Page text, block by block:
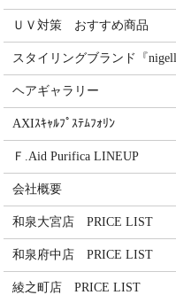
ＵＶ対策 おすすめ商品
スタイリングブランド『
ヘアギャラリー
AXIｽｷｬﾙﾌﾟｽﾃﾑﾌｫﾘﾝ
Ｆ.Aid Purifica LINEUP
会社概要
和泉大宮店 PRICE LIST
和泉府中店 PRICE LIST
綾之町店 PRICE LIST